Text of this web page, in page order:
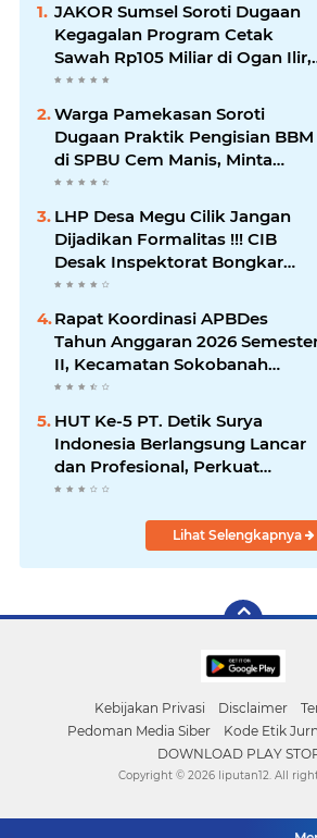
JAKOR Sumsel Soroti Dugaan
Kegagalan Program Cetak
Sawah Rp105 Miliar di Ogan Ilir,
Desak Kadis Pertanian Mundur
Warga Pamekasan Soroti
Dugaan Praktik Pengisian BBM
di SPBU Cem Manis, Minta
Klarifikasi dan Pengawasan
LHP Desa Megu Cilik Jangan
Dijadikan Formalitas !!! CIB
Desak Inspektorat Bongkar
Seluruh Fakta dan Hentikan
Dugaan Permainan Oknum
Rapat Koordinasi APBDes
Tahun Anggaran 2026
II, Kecamatan Sokobanah
Libatkan 12 Desa
HUT Ke-5 PT. Detik Surya
Indonesia Berlangsung Lancar
dan Profesional, Perkuat
Kompetensi Wartawan
Lihat Selengkapnya
Kebijakan Privasi Disclaimer
Pedoman Media Siber
Kode Etik
DOWNLOAD PLAY
Copyright © 2026 liputan12. All